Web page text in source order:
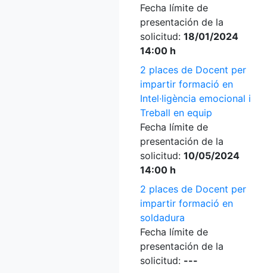
Fecha límite de
presentación de la
solicitud: 18/01/2024
14:00 h
2 places de Docent per
impartir formació en
Intel·ligència emocional i
Treball en equip
Fecha límite de
presentación de la
solicitud: 10/05/2024
14:00 h
2 places de Docent per
impartir formació en
soldadura
Fecha límite de
presentación de la
solicitud: ---